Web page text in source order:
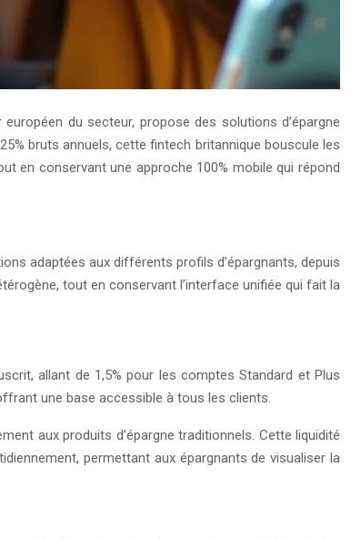
du secteur, propose des solutions d’épargne
bruts annuels, cette fintech britannique bouscule les
en conservant une approche 100% mobile qui répond
adaptées aux différents profils d’épargnants, depuis
tout en conservant l’interface unifiée qui fait la
allant de 1,5% pour les comptes Standard et Plus
une base accessible à tous les clients.
aux produits d’épargne traditionnels. Cette liquidité
permettant aux épargnants de visualiser la